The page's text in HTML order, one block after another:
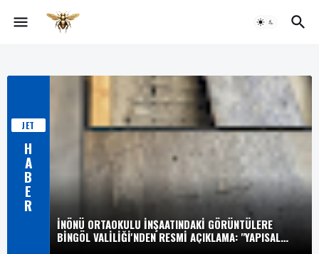
JET
H
A
B
E
R
İNÖNÜ ORTAOKULU İNŞAATINDAKI GÖRÜNTÜLERE
BINGÖL VALILIĞI'NDEN RESMI AÇIKLAMA: "YAPISAL